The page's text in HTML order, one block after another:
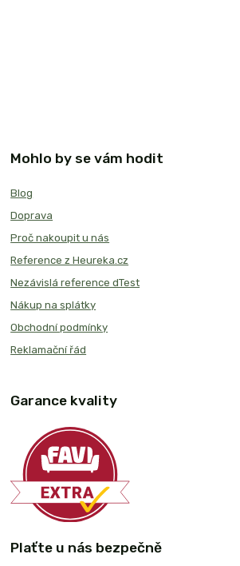
Mohlo by se vám hodit
Blog
Doprava
Proč nakoupit u nás
Reference z Heureka.cz
Nezávislá reference dTest
Nákup na splátky
Obchodní podmínky
Reklamační řád
Garance kvality
Plaťte u nás bezpečně